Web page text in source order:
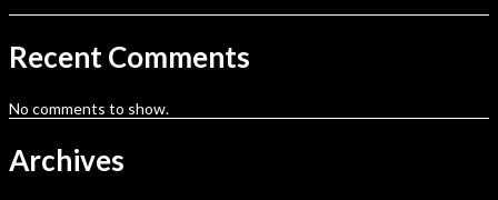
Recent Comments
No comments to show.
Archives